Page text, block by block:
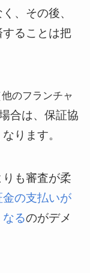
、その後、
ることは把
のフランチャ
合は、保証協
ります。
も審査が柔
の支払いが
るのがデメ